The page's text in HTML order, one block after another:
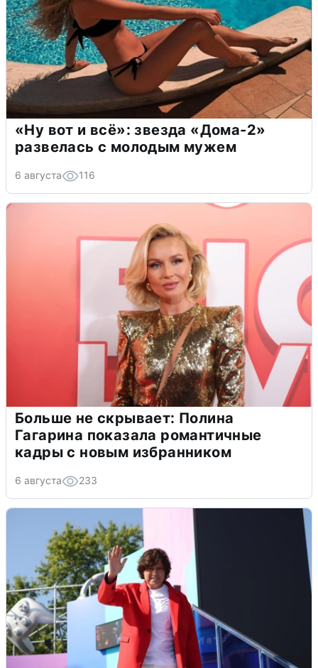
«Ну вот и всё»: звезда «Дома-2»
развелась с молодым мужем
6 августа 116
Больше не скрывает: Полина
Гагарина показала романтичные
кадры с новым избранником
6 августа 233